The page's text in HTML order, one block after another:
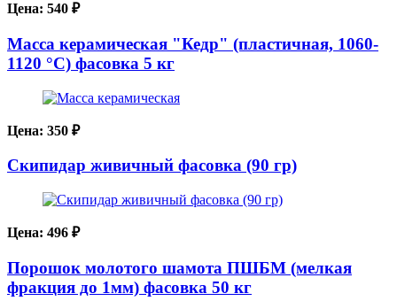
Цена: 540 ₽
Масса керамическая "Кедр" (пластичная, 1060-
1120 °C) фасовка 5 кг
Цена: 350 ₽
Скипидар живичный фасовка (90 гр)
Цена: 496 ₽
Порошок молотого шамота ПШБМ (мелкая
фракция до 1мм) фасовка 50 кг